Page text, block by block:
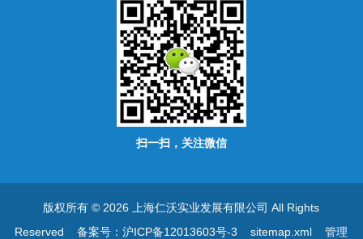
扫一扫，关注微信
版权所有 © 2026 上海仁沃实业发展有限公司 All Rights
Reserved备案号：沪ICP备12013603号-3 sitemap.xml 管理